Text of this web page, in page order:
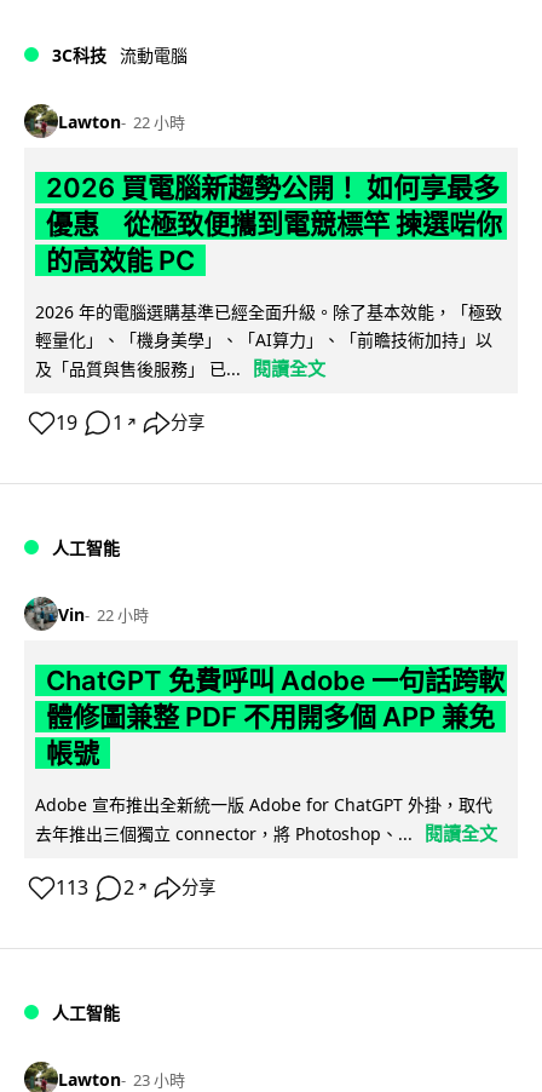
3C科技 流動電腦
Lawton 22 小時
2026 買電腦新趨勢公開！ 如何享最多
優惠 從極致便攜到電競標竿 揀選啱你
的高效能 PC
2026 年的電腦選購基準已經全面升級。除了基本效能，「極致
輕量化」、「機身美學」、「AI算力」、「前瞻技術加持」以
及「品質與售後服務」 已...
閱讀全文
19 1 ↗ 分享
人工智能
Vin 22 小時
ChatGPT 免費呼叫 Adobe 一句話跨軟
體修圖兼整 PDF 不用開多個 APP 兼免
帳號
Adobe 宣布推出全新統一版 Adobe for ChatGPT 外掛，取代
去年推出三個獨立 connector，將 Photoshop、...
閱讀全文
113 2 ↗ 分享
人工智能
Lawton 23 小時